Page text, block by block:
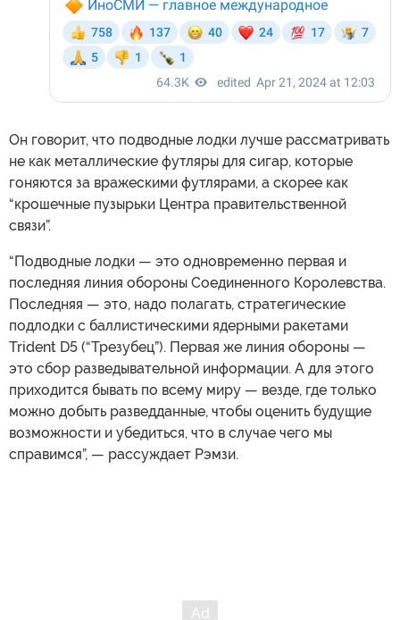
Он говорит, что подводные лодки лучше рассматривать
не как металлические футляры для сигар, которые
гоняются за вражескими футлярами, а скорее как
“крошечные пузырьки Центра правительственной
связи”.
“Подводные лодки — это одновременно первая и
последняя линия обороны Соединенного Королевства.
Последняя — это, надо полагать, стратегические
подлодки с баллистическими ядерными ракетами
Trident D5 (“Трезубец”). Первая же линия обороны —
это сбор разведывательной информации. А для этого
приходится бывать по всему миру — везде, где только
можно добыть разведданные, чтобы оценить будущие
возможности и убедиться, что в случае чего мы
справимся”, — рассуждает Рэмзи.